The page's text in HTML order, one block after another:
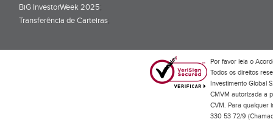
BiG InvestorWeek 2025;
Transferência de Carteiras;
Por favor leia o
Todos os direitos
Investimento Global
CMVM autorizada a
CVM. Para qualquer
330 53 72/9